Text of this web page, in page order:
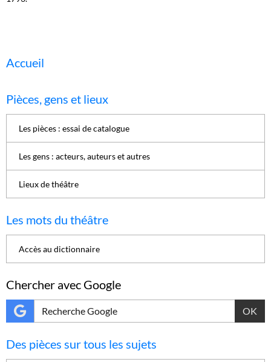
Accueil
Pièces, gens et lieux
Les pièces : essai de catalogue
Les gens : acteurs, auteurs et autres
Lieux de théâtre
Les mots du théâtre
Accès au dictionnaire
Chercher avec Google
OK
Des pièces sur tous les sujets